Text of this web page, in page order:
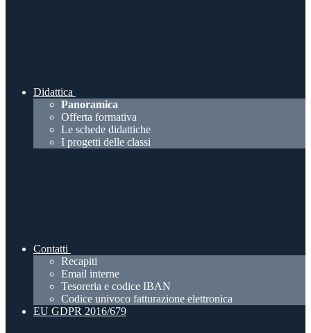
Didattica
Panoramica
Offerta formativa
Le schede didattiche
I progetti delle classi
Contatti
Recapiti
Email interne
Tesoreria e codice IBAN
Codice univoco fatturazione elettronica
EU GDPR 2016/679